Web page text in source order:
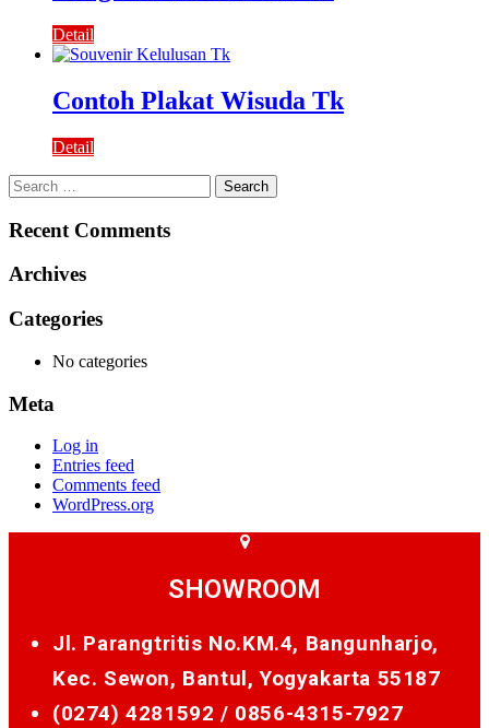
Detail
Contoh Plakat Wisuda Tk
Detail
Search
for:
Recent Comments
Archives
Categories
No categories
Meta
Log in
Entries feed
Comments feed
WordPress.org
SHOWROOM
Jl. Parangtritis No.KM.4, Bangunharjo,
Kec. Sewon, Bantul, Yogyakarta 55187
(0274) 4281592 / 0856-4315-7927